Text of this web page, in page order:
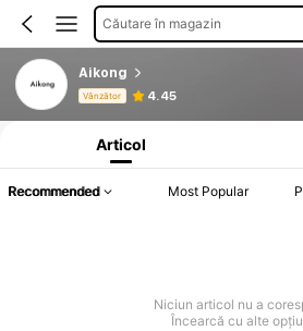
Căutare în magazin
Aikong
Vânzător 4.45
Informații despre produs: Divulgarea prețului,
Articol
Recommended Most Popular
Niciun articol nu a
Încearcă cu alte